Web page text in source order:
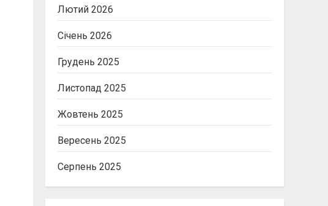
Лютий 2026
Січень 2026
Грудень 2025
Листопад 2025
Жовтень 2025
Вересень 2025
Серпень 2025